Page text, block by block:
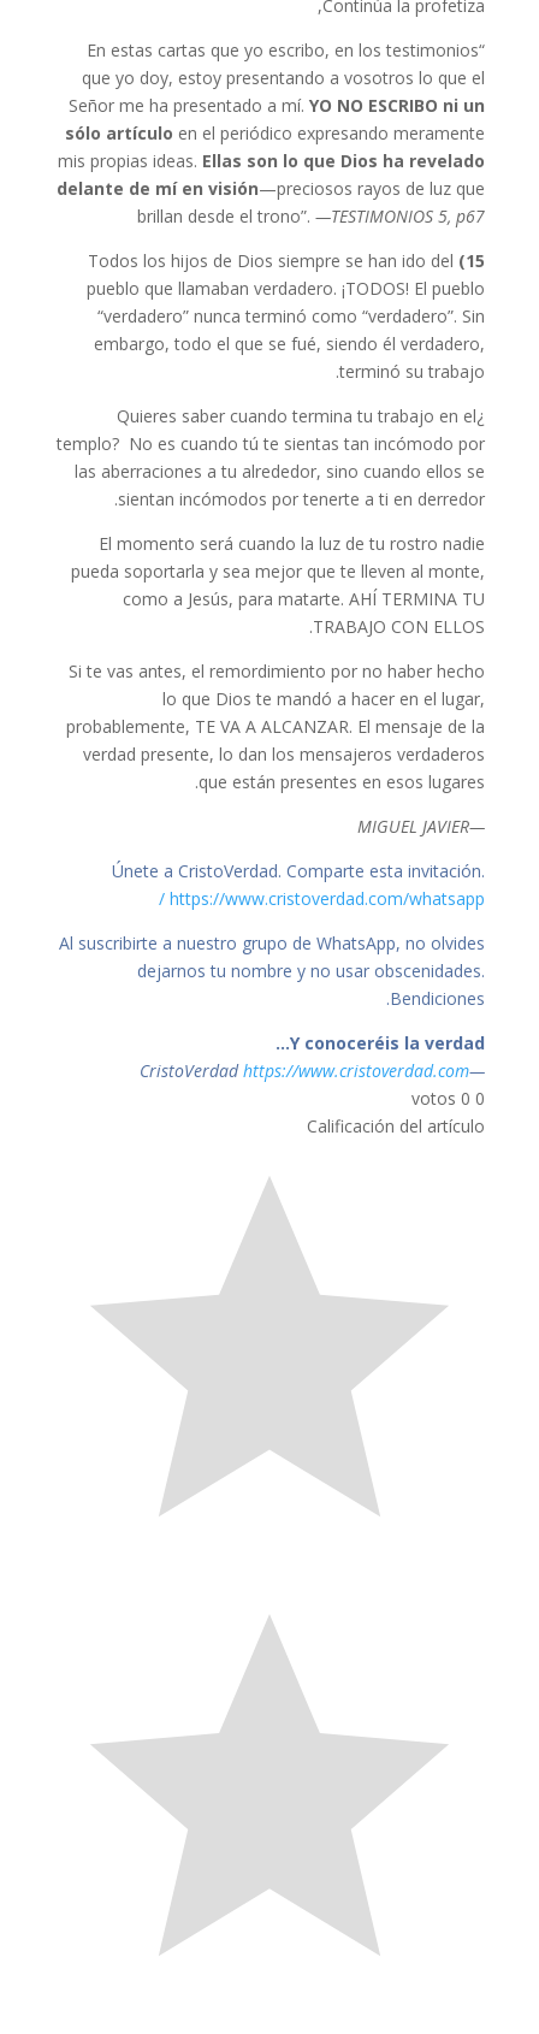
Continúa la profetiza,
“En estas cartas que yo escribo, en los testimonios
que yo doy, estoy presentando a vosotros lo que el
Señor me ha presentado a mí.YO NO ESCRIBO ni un
sólo artículo en el periódico expresando meramente
mis propias ideas. Ellas son lo que Dios ha revelado
delante de mí envisión—preciosos rayos de luz que
brillan desde el trono”.—TESTIMONIOS 5, p67
15)
Todos los hijos de Dios siempre se han ido del
pueblo que llamaban verdadero. ¡TODOS! El pueblo
“verdadero” nunca terminó como “verdadero”. Sin
embargo, todo el que se fué, siendo él verdadero,
terminó su trabajo.
¿Quieres saber cuando termina tu trabajo en el
templo? No es cuando tú te sientas tan incómodo por
las aberraciones a tu alrededor, sino cuando ellos se
sientan incómodos por tenerte a ti en derredor.
El momento será cuando la luz de tu rostro nadie
pueda soportarla y sea mejor que te lleven al monte,
como a Jesús, para matarte. AHÍ TERMINA TU
TRABAJO CON ELLOS.
Si te vas antes, el remordimiento por no haber hecho
lo que Dios te mandó a hacer en el lugar,
probablemente, TE VA A ALCANZAR. El mensaje de la
verdad presente, lo dan los mensajeros verdaderos
que están presentes en esos lugares.
—MIGUEL JAVIER
Únete a CristoVerdad. Comparte esta invitación.
https://www.cristoverdad.com/whatsapp/
Al suscribirte a nuestro grupo de WhatsApp, no olvides
dejarnos tu nombre y no usar obscenidades.
Bendiciones.
Y conoceréis la verdad…
—CristoVerdad
https://www.cristoverdad.com
0
0
votos
Calificación del artículo